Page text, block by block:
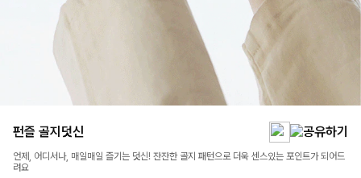
펀즐 골지덧신
언제, 어디서나, 매일매일 즐기는 덧신! 잔잔한 골지 패턴으로 더욱 센스있는 포인트가 되어드
려요